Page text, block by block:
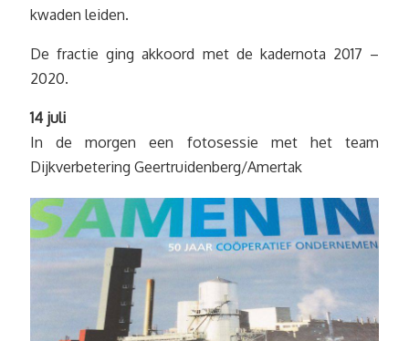
kwaden leiden.
De fractie ging akkoord met de kadernota 2017 –
2020.
14 juli
In de morgen een fotosessie met het team
Dijkverbetering Geertruidenberg/Amertak